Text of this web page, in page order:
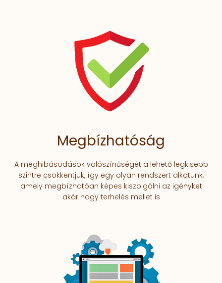
Megbízhatóság
A meghibásodások valószínűségét a lehető legkisebb
szintre csökkentjük, így egy olyan rendszert alkotunk,
amely megbízhatóan képes kiszolgálni az igényket
akár nagy terhelés mellet is